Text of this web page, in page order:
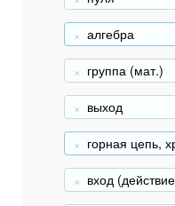
алгебра
группа (мат.)
выход
горная цепь,
ет
вход
есто)